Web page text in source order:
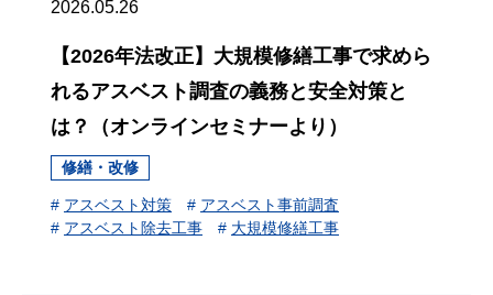
2026.05.26
【2026年法改正】大規模修繕工事で求めら
れるアスベスト調査の義務と安全対策と
は？（オンラインセミナーより）
修繕・改修
# アスベスト対策 # アスベスト事前調査
# アスベスト除去工事 # 大規模修繕工事